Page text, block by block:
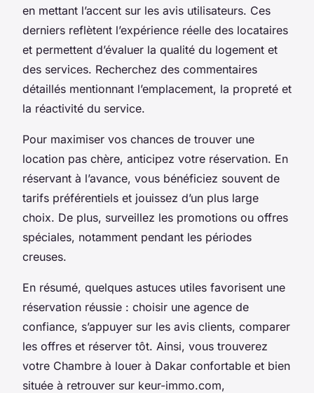
en mettant l’accent sur les avis utilisateurs. Ces
derniers reflètent l’expérience réelle des locataires
et permettent d’évaluer la qualité du logement et
des services. Recherchez des commentaires
détaillés mentionnant l’emplacement, la propreté et
la réactivité du service.
Pour maximiser vos chances de trouver une
location pas chère, anticipez votre réservation. En
réservant à l’avance, vous bénéficiez souvent de
tarifs préférentiels et jouissez d’un plus large
choix. De plus, surveillez les promotions ou offres
spéciales, notamment pendant les périodes
creuses.
En résumé, quelques astuces utiles favorisent une
réservation réussie : choisir une agence de
confiance, s’appuyer sur les avis clients, comparer
les offres et réserver tôt. Ainsi, vous trouverez
votre Chambre à louer à Dakar confortable et bien
située à retrouver sur keur-immo.com,